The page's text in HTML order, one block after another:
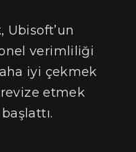
Ubisoft’un
verimliliği
iyi çekmek
revize etmek